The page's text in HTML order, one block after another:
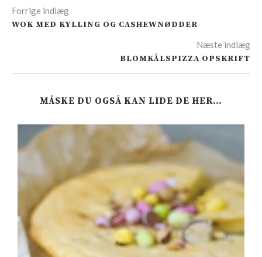
Forrige indlæg
WOK MED KYLLING OG CASHEWNØDDER
Næste indlæg
BLOMKÅLSPIZZA OPSKRIFT
MÅSKE DU OGSÅ KAN LIDE DE HER…